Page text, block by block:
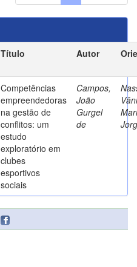
Título Autor
Competências
empreendedoras
na gestão de
conflitos: um
estudo
exploratório em
clubes
esportivos
sociais
Campos,
João
Gurgel
de